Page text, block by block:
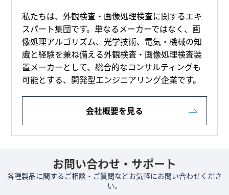
私たちは、外観検査・画像処理検査に関するエキ
スパート集団です。単なるメーカーではなく、画
像処理アルゴリズム、光学技術、電気・機械の知
識と経験を兼ね備える外観検査・画像処理検査装
置メーカーとして、総合的なコンサルティングも
可能とする、開発型エンジニアリング企業です。
会社概要を見る
お問い合わせ・サポート
各種製品に関するご相談・ご質問などお気軽にお問い合わせくださ
い。